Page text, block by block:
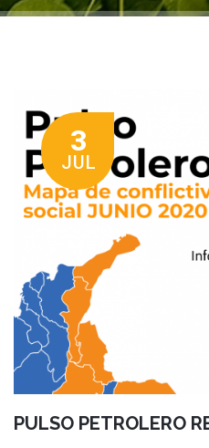
3
JUL
PULSO PETROLERO